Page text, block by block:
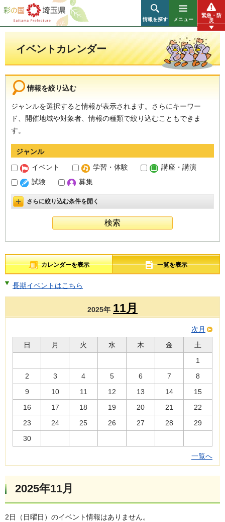
彩の国 埼玉県
情報を探す メニュー
緊急・防
災
イベントカレンダー
情報を絞り込む
ジャンルを選択すると情報が表示されます。さらにキーワー
ド、開催地域や対象者、情報の種類で絞り込むこともできま
す。
ジャンル
イベント
学習・体験
講座・講演
試験
募集
詳細設定を開く
さらに絞り込む条件を開く
カレンダーを表示 一覧を表示
長期イベントはこちら
2025年 11月
次月
日
月 火 水 木 金
土
1
2
3 4 5 6 7
8
9
10 11 12 13 14
15
16
17 18 19 20 21
22
23
24 25 26 27 28
29
30
一覧へ
2025年11月
2日（日曜日）のイベント情報はありません。